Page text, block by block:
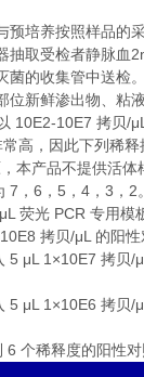
预培养按照样品的
抽取受检者静脉血
菌的收集管中送检。
新鲜渗出物、粘液
10E2-10E7 拷贝/μL
高，因此下列稀
本产品不提供活
7 ， 6 ， 5 ， 4 ， 3 ， 2。
荧光 PCR 专用模
拷贝/μL 的阳
5 μL 1×10E7 拷贝/
5 μL 1×10E6 拷贝/
6 个稀释度的阳性对